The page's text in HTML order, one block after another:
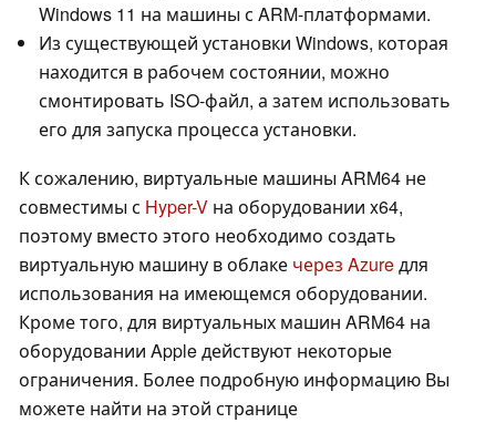
Windows 11 на машины с ARM-платформами.
Из существующей установки Windows, которая
находится в рабочем состоянии, можно
смонтировать ISO-файл, а затем использовать
его для запуска процесса установки.
К сожалению, виртуальные машины ARM64 не
совместимы с Hyper-V на оборудовании x64,
поэтому вместо этого необходимо создать
виртуальную машину в облаке через Azureдля
использования на имеющемся оборудовании.
Кроме того, для виртуальных машин ARM64 на
оборудовании Apple действуют некоторые
ограничения. Более подробную информацию Вы
можете найти на этой странице